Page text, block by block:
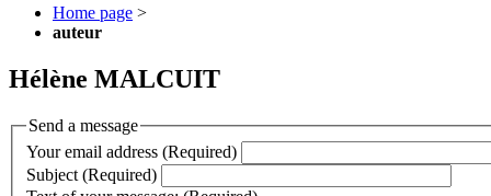
Home page >
auteur
Hélène MALCUIT
Send a message
Your email address (Required)
Subject (Required)